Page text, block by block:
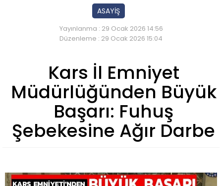
ASAYİŞ
Yayınlanma : 29 Ocak 2026 14:56
Düzenleme : 29 Ocak 2026 15:04
Kars İl Emniyet
Müdürlüğünden Büyük
Başarı: Fuhuş
Şebekesine Ağır Darbe